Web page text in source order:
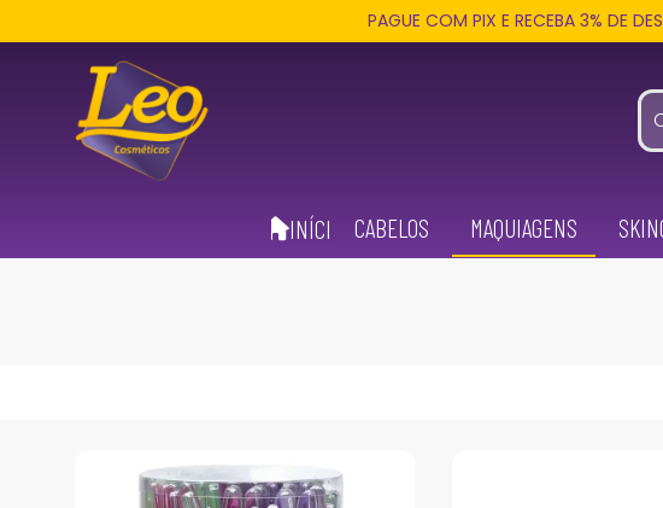
PAGUE COM PIX E RECEBA 3% DE DESCONTO
INÍCIO CABELOS MAQUIAGENS